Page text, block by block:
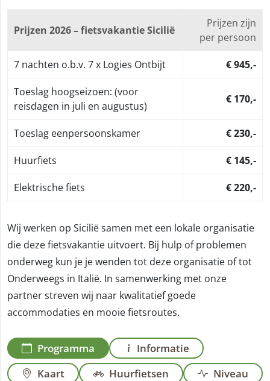
Prijzen 2026 – fietsvakantie Sicilië
Prijzen zijn
per persoon
7 nachten o.b.v. 7 x Logies Ontbijt € 945,-
Toeslag hoogseizoen: (voor
reisdagen in juli en augustus)
€ 170,-
Toeslag eenpersoonskamer € 230,-
Huurfiets € 145,-
Elektrische fiets € 220,-
Wij werken op Sicilië samen met een lokale organisatie
die deze fietsvakantie uitvoert. Bij hulp of problemen
onderweg kun je je wenden tot deze organisatie of tot
Onderweegs in Italië. In samenwerking met onze
partner streven wij naar kwalitatief goede
accommodaties en mooie fietsroutes.
Programma
Informatie
Kaart
Huurfietsen
Niveau